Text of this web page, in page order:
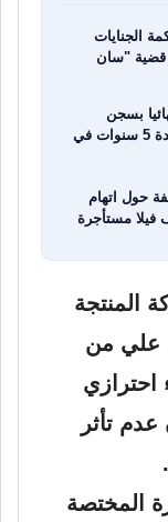
الجنايات
في قضية "سان
بسجن
الفنان المغربي سعد لمجرد لمدة 5 سنوات في
حول اتهام
فيلا مستأجرة
المنتجة
علي من
احترازي
تأثر
المختصة